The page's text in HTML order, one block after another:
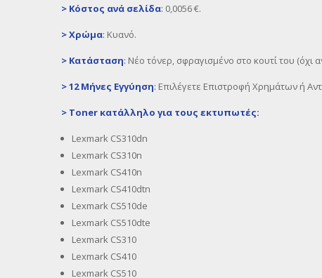
> Κόστος ανά σελίδα: 0,0056 €.
>Χρώμα: Κυανό.
> Κατάσταση: Νέο τόνερ, σφραγισμένο στο κουτί του
>12 Μήνες Εγγύηση: Επιλέγετε Επιστροφή Χρημάτων ή
> Toner κατάλληλο για τους εκτυπωτές:
Lexmark CS310dn
Lexmark CS310n
Lexmark CS410n
Lexmark CS410dtn
Lexmark CS510de
Lexmark CS510dte
Lexmark CS310
Lexmark CS410
Lexmark CS510